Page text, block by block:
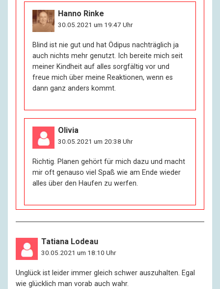
ich trotzdem nicht in Genf.
Das beruhigt mich. Und gegen Homosexuelle haben
Sie ja auch nichts.
wieder. Wir dachten, wir wollten Ihnen helfen mit
Junger Mann, Sie werden mir überhaupt nicht helfen.
Aber ich werde Ihnen helfen, Ihr Interview zu machen.
So, und nun fangen Sie an!
anonym bleiben.
hätt’ ich kaum noch zu erwarten.
R: Herr Böttcher, Sie leben hier in einem schönen
Heim –
Hanno Rinke
30.05.2021 um 19:47 Uhr
Blind ist nie gut und hat Ödipus nachträglich ja
auch nichts mehr genutzt. Ich bereite mich seit
meiner Kindheit auf alles sorgfältig vor und
freue mich über meine Reaktionen, wenn es
dann ganz anders kommt.
Olivia
30.05.2021 um 20:38 Uhr
Richtig. Planen gehört für mich dazu und macht
mir oft genauso viel Spaß wie am Ende wieder
alles über den Haufen zu werfen.
Tatiana Lodeau
30.05.2021 um 18:10 Uhr
Unglück ist leider immer gleich schwer auszuhalten. Egal
wie glücklich man vorab auch wahr.